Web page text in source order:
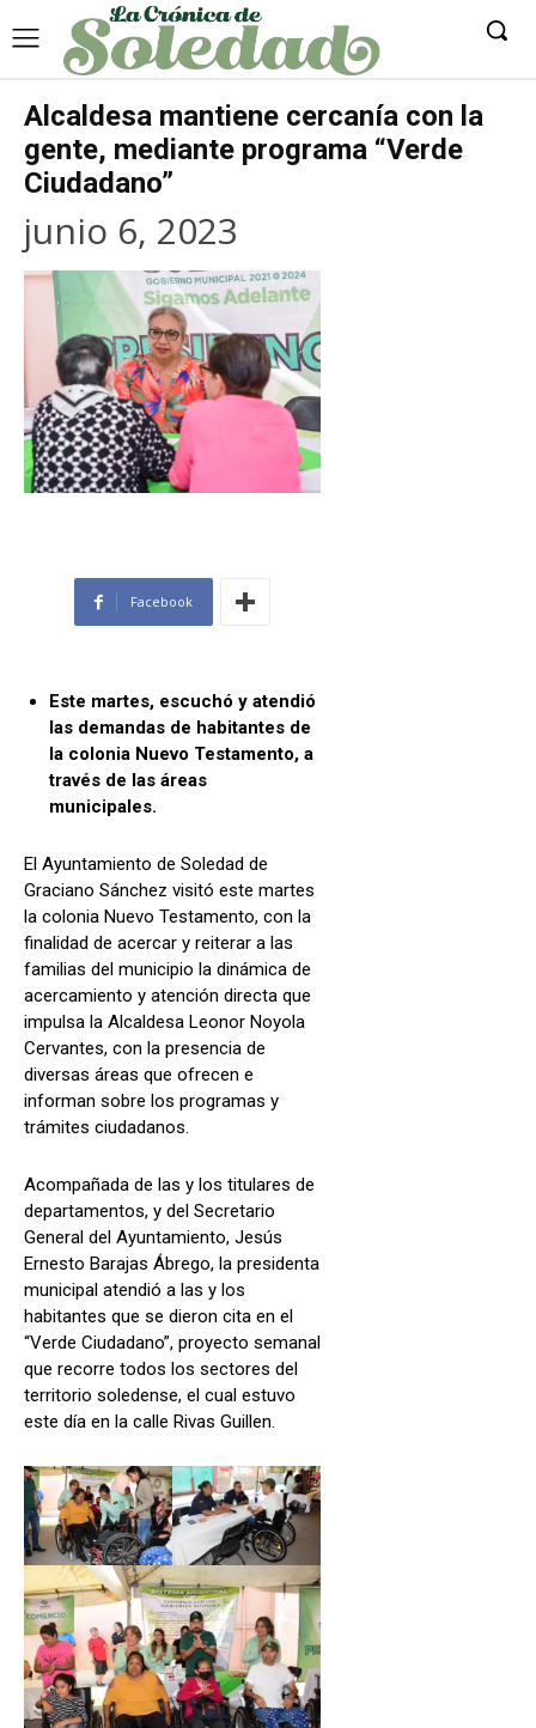
Alcaldesa mantiene cercanía con la
gente, mediante programa “Verde
Ciudadano”
junio 6, 2023
Facebook
Este martes, escuchó y atendió
las demandas de habitantes de
la colonia Nuevo Testamento, a
través de las áreas
municipales.
El Ayuntamiento de Soledad de
Graciano Sánchez visitó este martes
la colonia Nuevo Testamento, con la
finalidad de acercar y reiterar a las
familias del municipio la dinámica de
acercamiento y atención directa que
impulsa la Alcaldesa Leonor Noyola
Cervantes, con la presencia de
diversas áreas que ofrecen e
informan sobre los programas y
trámites ciudadanos.
Acompañada de las y los titulares de
departamentos, y del Secretario
General del Ayuntamiento, Jesús
Ernesto Barajas Ábrego, la presidenta
municipal atendió a las y los
habitantes que se dieron cita en el
“Verde Ciudadano”, proyecto semanal
que recorre todos los sectores del
territorio soledense, el cual estuvo
este día en la calle Rivas Guillen.